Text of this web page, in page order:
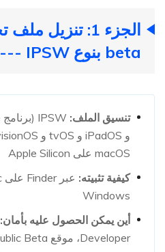
beta بنوع IPSW --- حقائق سريعة
تنسيق الملف:
macOS على Apple Silicon
كيفية تثبيته:
Windows
أين يمكن الحصول عليه بأمان:
Developer، موقع Apple Public Beta، أو